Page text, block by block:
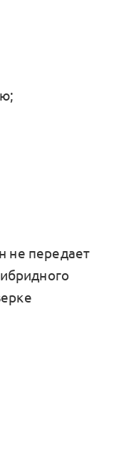
не передает